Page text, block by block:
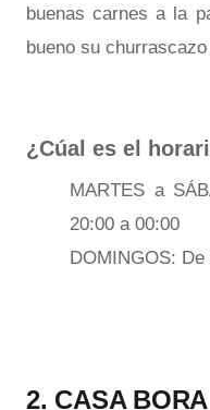
buenas carnes a la
bueno su
¿Cúal es el
MARTES a
20:00 a 00:00
DOMINGOS:
2. CASA BORA